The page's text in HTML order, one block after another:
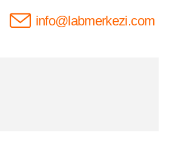
info@labmerkezi.com